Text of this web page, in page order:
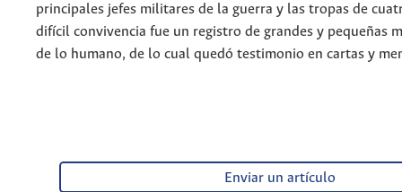
principales jefes militares de la guerra y las tropas de
difícil convivencia fue un registro de grandes y pequeñas
de lo humano, de lo cual quedó testimonio en cartas y
Enviar un artículo